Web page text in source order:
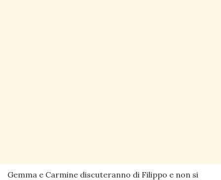
Gemma e Carmine discuteranno di Filippo e non si